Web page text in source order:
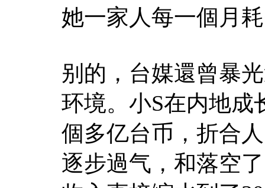
她一家人每一個月
别的，台媒還曾暴
环境。小S在内地成
個多亿台币，折合
逐步過气，和落空